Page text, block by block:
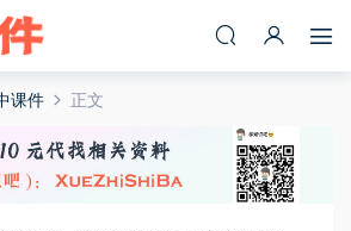
课件 正文